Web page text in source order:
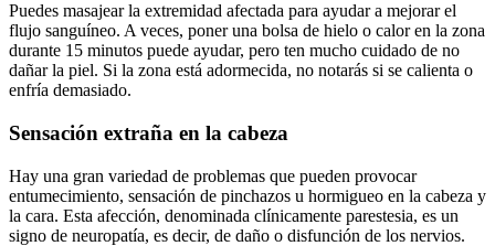
Puedes masajear la extremidad afectada para ayudar a mejorar el
flujo sanguíneo. A veces, poner una bolsa de hielo o calor en la zona
durante 15 minutos puede ayudar, pero ten mucho cuidado de no
dañar la piel. Si la zona está adormecida, no notarás si se calienta o
enfría demasiado.
Sensación extraña en la cabeza
Hay una gran variedad de problemas que pueden provocar
entumecimiento, sensación de pinchazos u hormigueo en la cabeza y
la cara. Esta afección, denominada clínicamente parestesia, es un
signo de neuropatía, es decir, de daño o disfunción de los nervios.